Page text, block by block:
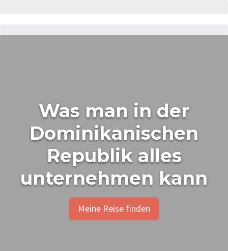
Was man in der
Dominikanischen
Republik alles
unternehmen kann
Meine Reise finden